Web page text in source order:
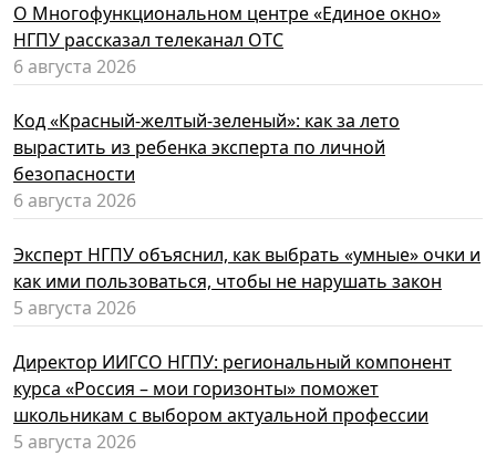
О Многофункциональном центре «Единое окно»
НГПУ рассказал телеканал ОТС
6 августа 2026
Код «Красный-желтый-зеленый»: как за лето
вырастить из ребенка эксперта по личной
безопасности
6 августа 2026
Эксперт НГПУ объяснил, как выбрать «умные» очки и
как ими пользоваться, чтобы не нарушать закон
5 августа 2026
Директор ИИГСО НГПУ: региональный компонент
курса «Россия – мои горизонты» поможет
школьникам с выбором актуальной профессии
5 августа 2026